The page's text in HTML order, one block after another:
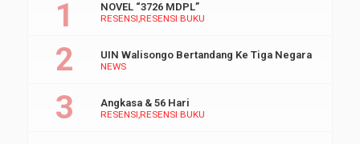
RESENSI RESENSI BUKU
NOVEL “3726 MDPL”
NEWS
UIN Walisongo Bertandang Ke Tiga Negara
RESENSI RESENSI BUKU
Angkasa & 56 Hari